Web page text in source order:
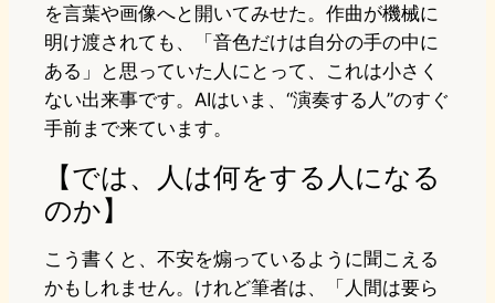
を言葉や画像へと開いてみせた。作曲が機械に
明け渡されても、「音色だけは自分の手の中に
ある」と思っていた人にとって、これは小さく
ない出来事です。AIはいま、“演奏する人”のすぐ
手前まで来ています。
【では、人は何をする人になる
のか】
こう書くと、不安を煽っているように聞こえる
かもしれません。けれど筆者は、「人間は要ら